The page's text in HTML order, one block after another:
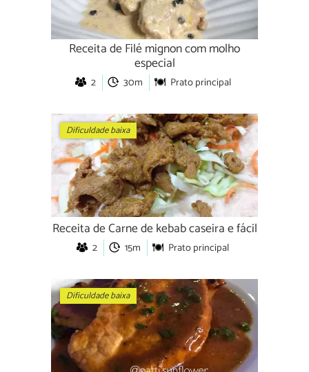
Receita de Filé mignon com molho
especial
2 30m Prato principal
Dificuldade baixa
Receita de Carne de kebab caseira e fácil
2 15m Prato principal
Dificuldade baixa